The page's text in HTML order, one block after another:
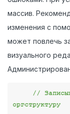
массив.
изменения с
может повлечь
визуального
//
оргструктуру